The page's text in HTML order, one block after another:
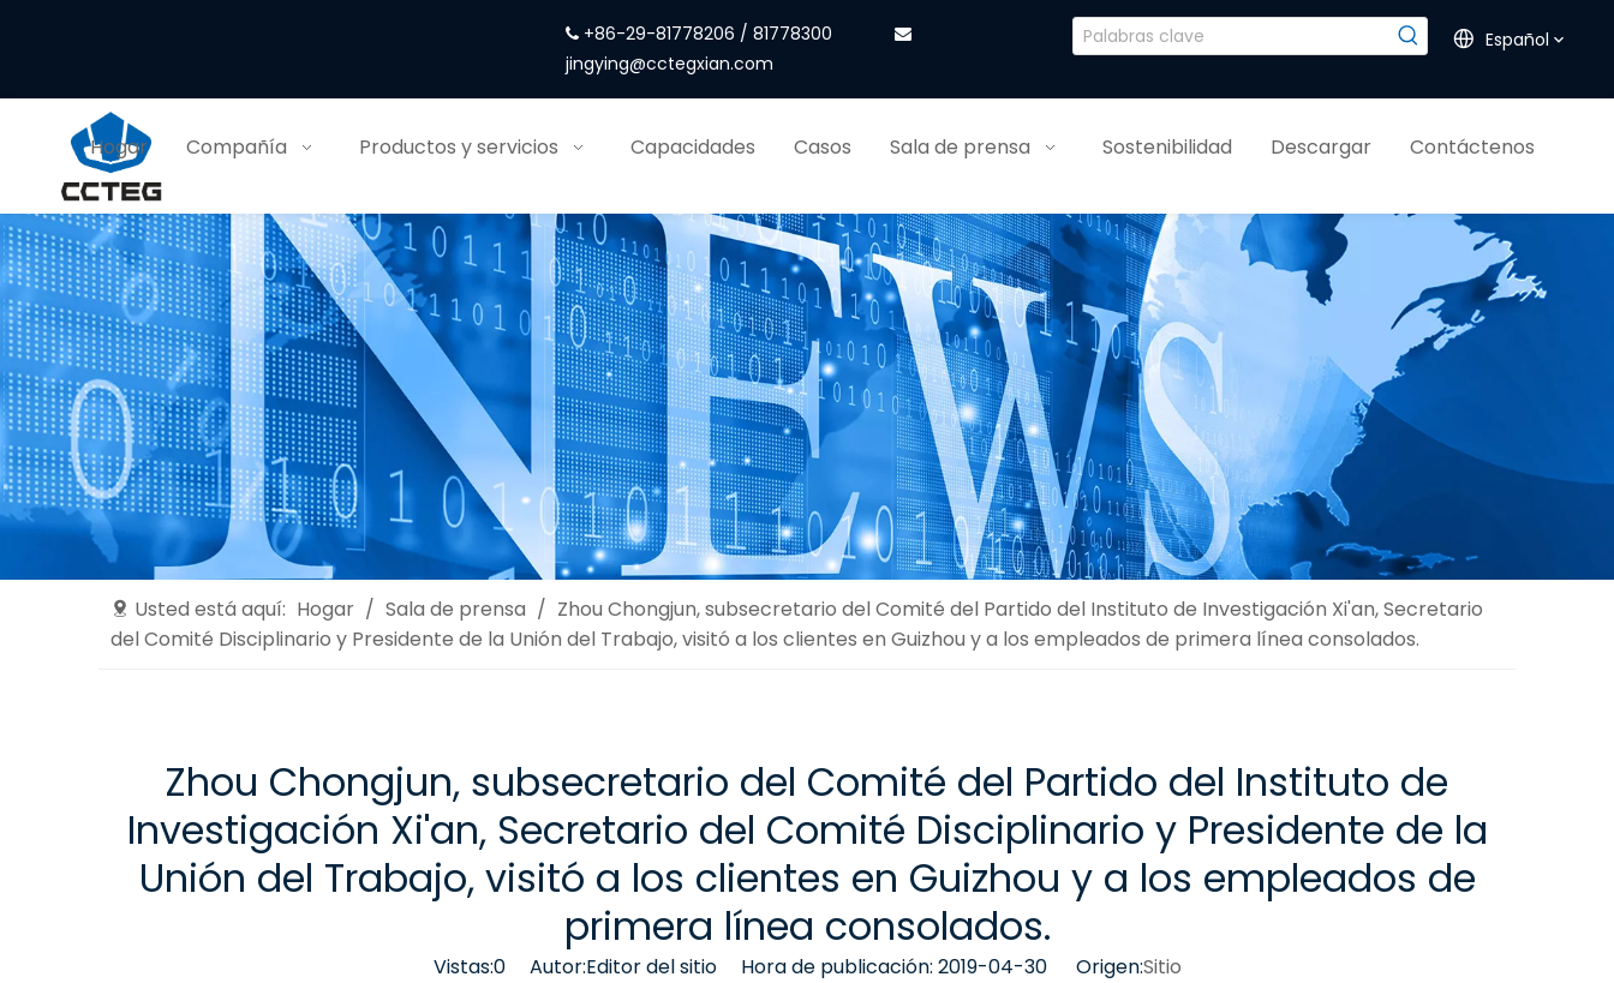
 +86-29-81778206 / 81778300
jingying@cctegxian.com
Español
Hogar Compañía Productos y servicios Capacidades Casos Sala de prensa Sostenibilidad Descargar Contáctenos
Usted está aquí: Hogar / Sala de prensa / Zhou Chongjun, subsecretario del Comité del Partido del Instituto de Investigación Xi'an, Secretario
del Comité Disciplinario y Presidente de la Unión del Trabajo, visitó a los clientes en Guizhou y a los empleados de primera línea consolados.
Zhou Chongjun, subsecretario del Comité del Partido del Instituto de
Investigación Xi'an, Secretario del Comité Disciplinario y Presidente de la
Unión del Trabajo, visitó a los clientes en Guizhou y a los empleados de
primera línea consolados.
Vistas:0Autor:Editor del sitio Hora de publicación: 2019-04-30 Origen:Sitio